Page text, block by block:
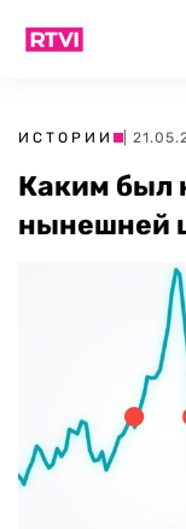
ИСТОРИИ |
Каким был
нынешней